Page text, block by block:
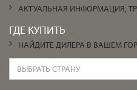
АКТУАЛЬНАЯ ИНФОРМАЦИЯ,
ГДЕ КУПИТЬ
НАЙДИТЕ ДИЛЕРА В ВАШЕМ
ВЫБРАТЬ СТРАНУ